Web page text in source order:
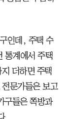
인데, 주택 수
통계에서 주택
더하면 주택
문가들은 보고
구들은 쪽방과
.